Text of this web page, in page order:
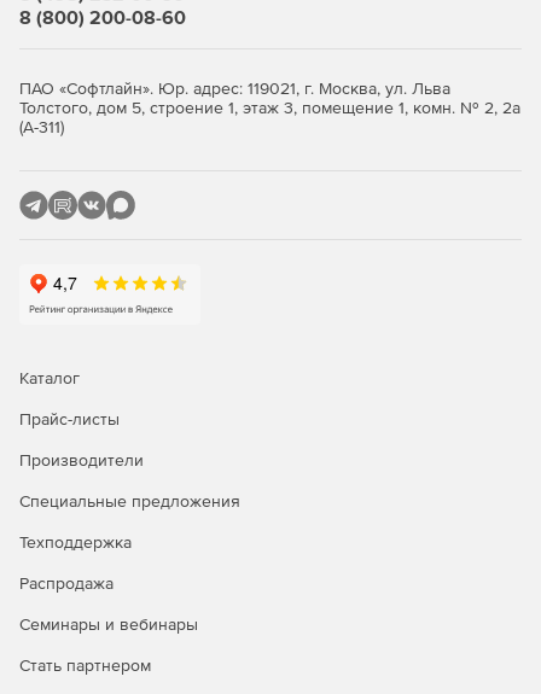
дополнения для любого продукта Windows Fortran
Новое в версии 2020
производительности на новейших процессорах Intel
Векторизация и потоковая обработка кода с
поддержкой SIMD, включая Intel AVX-512.
Ускоренный вывод AI с помощью компиляторов от
анализа, которые поддерживают Intel Deep Learning
Boost с векторными инструкциями нейронной сети
уровня 2-го поколения.
Разработка для больших объемов памяти до 512 Гб
DIMM. Возможность идентифицировать, оптимизирать
и настраивать платформы Intel для постоянной памяти
Intel Optane DC с помощью Intel VTune Profiler.
8 (800) 200-08-60
ПАО «Софтлайн». Юр. адрес: 119021, г. Москва, ул. Льва
Толстого, дом 5, строение 1, этаж 3, помещение 1, комн. № 2, 2а
(А-311)
Каталог
Прайс-листы
Производители
Специальные предложения
Техподдержка
Распродажа
Семинары и вебинары
Стать партнером